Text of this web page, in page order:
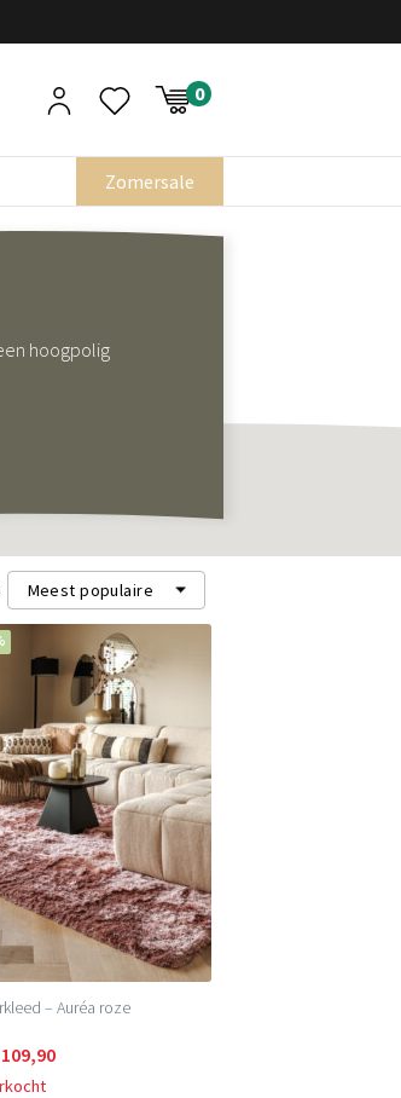
Zomersale
hoogpolig
Meest populaire
Meest populaire
Nieuwste
Laagste prijs (m²)
Hoogste prijs (m²)
– Auréa roze
109,90